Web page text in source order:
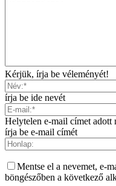
Kérjük, írja be véleményét!
írja be ide nevét
Helytelen e-mail címet adott
írja be e-mail címét
Mentse el a nevemet, e-
böngészőben a következő